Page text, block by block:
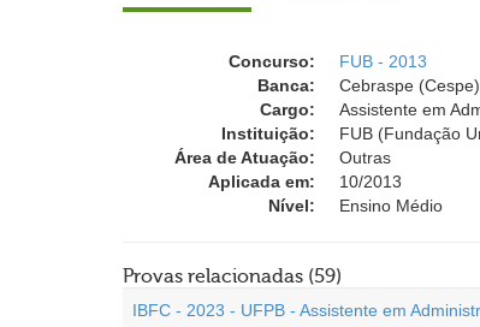
Concurso:
FUB - 2013
Banca:
Cebraspe
Cargo:
Assistente em
Instituição:
FUB (Fundação
Área de Atuação:
Outras
Aplicada em:
10/2013
Nível:
Ensino Médio
Provas relacionadas (59)
IBFC - 2023 - UFPB - Assistente em